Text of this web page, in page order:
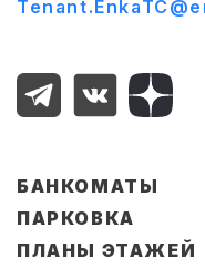
БАНКОМАТЫ
ПАРКОВКА
ПЛАНЫ ЭТАЖЕЙ